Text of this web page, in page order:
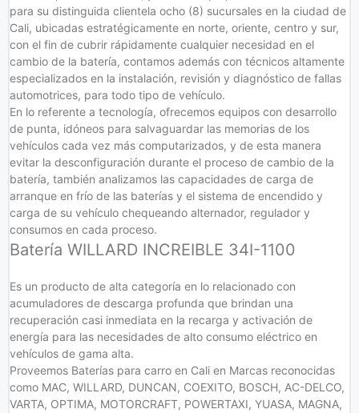
para su distinguida clientela ocho (8) sucursales en la ciudad de
Cali, ubicadas estratégicamente en norte, oriente, centro y sur,
con el fin de cubrir rápidamente cualquier necesidad en el
cambio de la batería, contamos además con técnicos altamente
especializados en la instalación, revisión y diagnóstico de fallas
automotrices, para todo tipo de vehículo.
En lo referente a tecnología, ofrecemos equipos con desarrollo
de punta, idóneos para salvaguardar las memorias de los
vehículos cada vez más computarizados, y de esta manera
evitar la desconfiguración durante el proceso de cambio de la
batería, también analizamos las capacidades de carga de
arranque en frío de las baterías y el sistema de encendido y
carga de su vehículo chequeando alternador, regulador y
consumos en cada proceso.
Batería WILLARD INCREIBLE 34I-1100
Es un producto de alta categoría en lo relacionado con
acumuladores de descarga profunda que brindan una
recuperación casi inmediata en la recarga y activación de
energía para las necesidades de alto consumo eléctrico en
vehículos de gama alta.
Proveemos Baterías para carro en Cali en Marcas reconocidas
como MAC, WILLARD, DUNCAN, COEXITO, BOSCH, AC-DELCO,
VARTA, OPTIMA, MOTORCRAFT, POWERTAXI, YUASA, MAGNA,